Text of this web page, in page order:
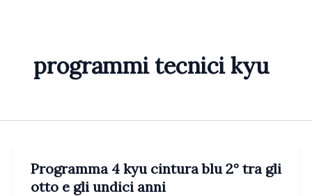
programmi tecnici kyu
Programma 4 kyu cintura blu 2° tra gli
otto e gli undici anni